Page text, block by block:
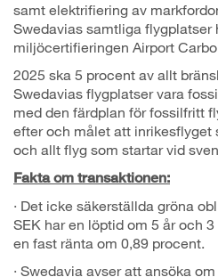
samt elektrifiering av
Swedavias samtliga flygplatser
miljöcertifieringen Airport
2025 ska 5 procent av allt
Swedavias flygplatser vara
med den färdplan för fossilfritt
efter och målet att inrikesflyget
och allt flyg som startar vid
Fakta om transaktionen:
· Det icke säkerställda gröna
SEK har en löptid om 5 år och
en fast ränta om 0,89 procent.
· Swedavia avser att ansöka